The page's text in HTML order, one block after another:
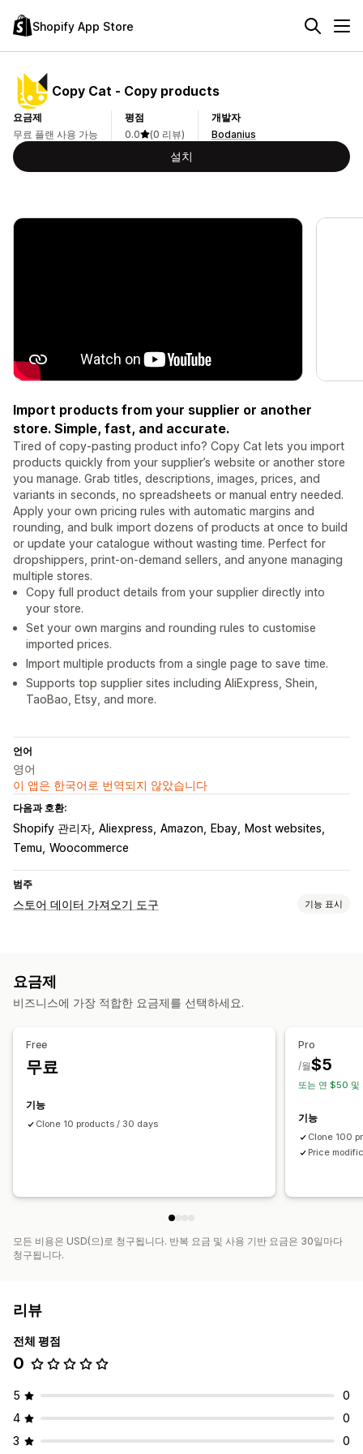
Shopify App Store
Copy Cat ‑ Copy products
요금제
무료 플랜 사용 가능
평점
0.0
(0 리뷰)
개발자
Bodanius
설치
Import products from your supplier or another
store. Simple, fast, and accurate.
Tired of copy-pasting product info? Copy Cat lets you import
products quickly from your supplier’s website or another store
you manage. Grab titles, descriptions, images, prices, and
variants in seconds, no spreadsheets or manual entry needed.
Apply your own pricing rules with automatic margins and
rounding, and bulk import dozens of products at once to build
or update your catalogue without wasting time. Perfect for
dropshippers, print-on-demand sellers, and anyone managing
multiple stores.
Copy full product details from your supplier directly into
your store.
Set your own margins and rounding rules to customise
imported prices.
Import multiple products from a single page to save time.
Supports top supplier sites including AliExpress, Shein,
TaoBao, Etsy, and more.
언어
영어
이 앱은 한국어로 번역되지 않았습니다
다음과 호환:
Shopify 관리자 Aliexpress Amazon Ebay
Most websites
Temu Woocommerce
범주
스토어 데이터 가져오기 도구 기능 표시
데이터 마이그레이션
요금제
비즈니스에 가장 적합한 요금제를 선택하세요.
Free
무료
기능
Clone 10 products / 30 days
Pro
$5
/월
또는 연 $50 및
기능
Clone 100
Price
모든 비용은 USD(으)로 청구됩니다. 반복 요금 및 사용 기반 요금은 30일마다
청구됩니다.
리뷰
전체 평점
0
5
0
4
0
3
0